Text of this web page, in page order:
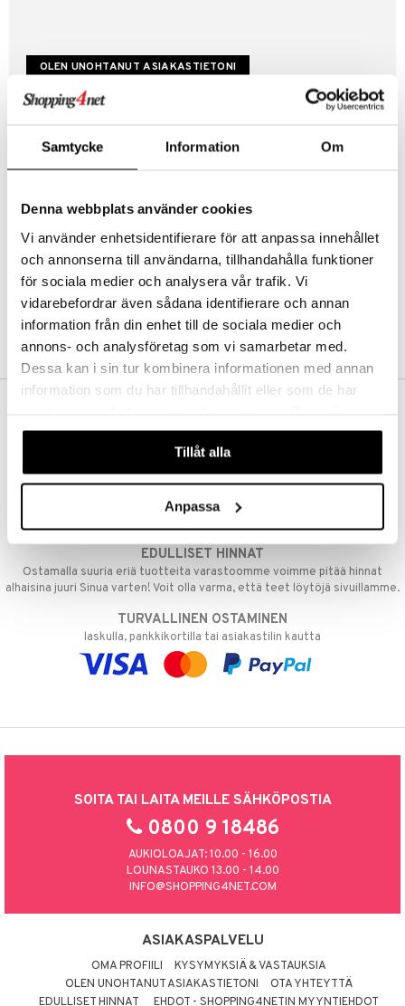
Samtycke Information Om
Denna webbplats använder cookies
Vi använder enhetsidentifierare för att anpassa innehållet
och annonserna till användarna, tillhandahålla funktioner
för sociala medier och analysera vår trafik. Vi
vidarebefordrar även sådana identifierare och annan
information från din enhet till de sociala medier och
annons- och analysföretag som vi samarbetar med.
Dessa kan i sin tur kombinera informationen med annan
information som du har tillhandahållit eller som de har
våra cookies vid fortsatt användande av vår webbplats.
Tillåt alla
Anpassa
Luo uusi asiakas
Hyviä tarjouksia
Kestotilaus
Arvostele tuotteita
Toivelistat
LUO ASIAKAS
Aina maksuton vaihtoehto, huolimatta siitä ostatko yksittäisen
tuotteen tai koko tilauksellesi joka ylittää 50 €.
NOPEAT TOIMITUKSET
Ennen kello 13.00 tehdyt tilaukset lähetetään normaalisti samana
EDULLISET HINNAT
Ostamalla suuria eriä tuotteita varastoomme voimme pitää hinnat
alhaisina juuri Sinua varten! Voit olla varma, että teet löytöjä sivuillamme.
TURVALLINEN OSTAMINEN
laskulla, pankkikortilla tai asiakastilin kautta
SOITA TAI LAITA MEILLE SÄHKÖPOSTIA
0800 9 18486
AUKIOLOAJAT: 10.00 - 16.00
LOUNASTAUKO 13.00 - 14.00
INFO@SHOPPING4NET.COM
ASIAKASPALVELU
OMA PROFIILI
KYSYMYKSIÄ & VASTAUKSIA
OLEN UNOHTANUT ASIAKASTIETONI
OTA YHTEYTTÄ
EDULLISET HINNAT
EHDOT - SHOPPING4NETIN MYYNTIEHDOT